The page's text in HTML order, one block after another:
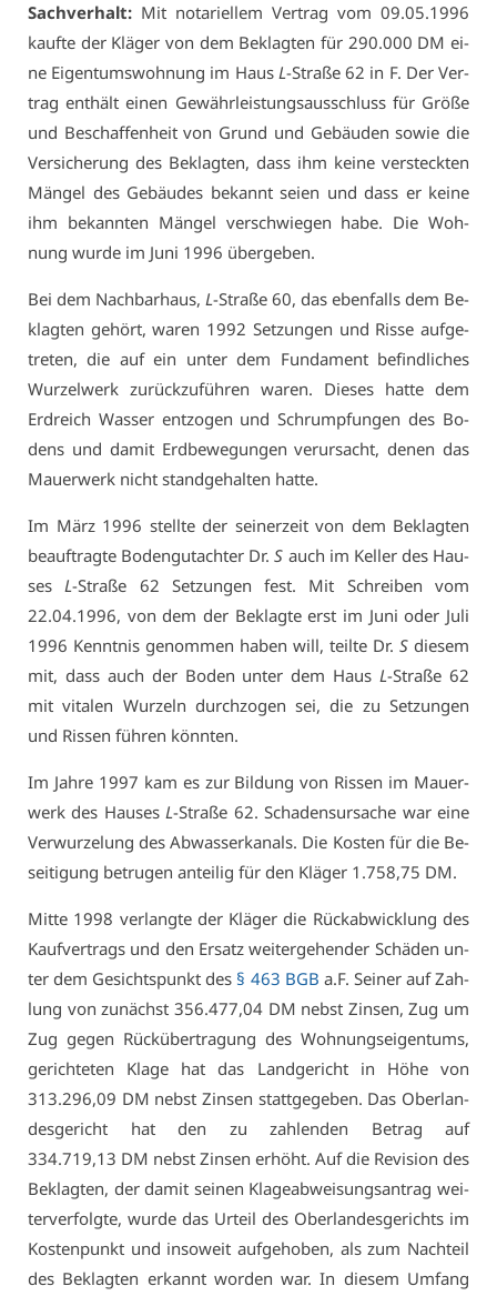
Sach­ver­halt: Mit no­ta­ri­el­lem Ver­trag vom 09.05.1996
kauf­te der Klä­ger von dem Be­klag­ten für 290.000 DM ei­
ne Ei­gen­tums­woh­nung im Haus L-Stra­ße 62 in F. Der Ver­
trag ent­hält ei­nen Ge­währ­leis­tungs­aus­schluss für Grö­ße
und Be­schaf­fen­heit von Grund und Ge­bäu­den so­wie die
Ver­si­che­rung des Be­klag­ten, dass ihm kei­ne ver­steck­ten
Män­gel des Ge­bäu­des be­kannt sei­en und dass er kei­ne
ihm be­kann­ten Män­gel ver­schwie­gen ha­be. Die Woh­
nung wur­de im Ju­ni 1996 über­ge­ben.
Bei dem Nach­bar­haus, L-Stra­ße 60, das eben­falls dem Be­
klag­ten ge­hört, wa­ren 1992 Set­zun­gen und Ris­se auf­ge­
tre­ten, die auf ein un­ter dem Fun­da­ment be­find­li­ches
Wur­zel­werk zu­rück­zu­füh­ren wa­ren. Die­ses hat­te dem
Erd­reich Was­ser ent­zo­gen und Schrump­fun­gen des Bo­
dens und da­mit Erd­be­we­gun­gen ver­ur­sacht, de­nen das
Mau­er­werk nicht stand­ge­hal­ten hat­te.
Im März 1996 stell­te der sei­ner­zeit von dem Be­klag­ten
be­auf­trag­te Bo­den­gut­ach­ter Dr.S auch im Kel­ler des Hau­
sesL-Stra­ße 62 Set­zun­gen fest. Mit Schrei­ben vom
22.04.1996, von dem der Be­klag­te erst im Ju­ni oder Ju­li
1996 Kennt­nis ge­nom­men ha­ben will, teil­te Dr. S die­sem
mit, dass auch der Bo­den un­ter dem HausL-Stra­ße 62
mit vi­ta­len Wur­zeln durch­zo­gen sei, die zu Set­zun­gen
und Ris­sen füh­ren könn­ten.
Im Jah­re 1997 kam es zur Bil­dung von Ris­sen im Mau­er­
werk des Hau­sesL-Stra­ße 62. Scha­den­sur­sa­che war ei­ne
Ver­wur­ze­lung des Ab­was­ser­ka­nals. Die Kos­ten für die Be­
sei­ti­gung be­tru­gen an­tei­lig für den Klä­ger 1.758,75 DM.
Mit­te 1998 ver­lang­te der Klä­ger die Rück­ab­wick­lung des
Kauf­ver­trags und den Er­satz wei­ter­ge­hen­der Schä­den un­
ter dem Ge­sichts­punkt des § 463 BGB a.F. Sei­ner auf Zah­
lung von zu­nächst 356.477,04 DM nebst Zin­sen, Zug um
Zug ge­gen Rück­über­tra­gung des Woh­nungs­ei­gen­tums,
ge­rich­te­ten Kla­ge hat das Land­ge­richt in Hö­he von
313.296,09 DM nebst Zin­sen statt­ge­ge­ben. Das Ober­lan­
des­ge­richt hat den zu zah­len­den Be­trag auf
334.719,13 DM nebst Zin­sen er­höht. Auf die Re­vi­si­on des
Be­klag­ten, der da­mit sei­nen Kla­ge­ab­wei­sungs­an­trag wei­
ter­ver­folg­te, wur­de das Ur­teil des Ober­lan­des­ge­richts im
Kos­ten­punkt und in­so­weit auf­ge­ho­ben, als zum Nach­teil
des Be­klag­ten er­kannt wor­den war. In die­sem Um­fang